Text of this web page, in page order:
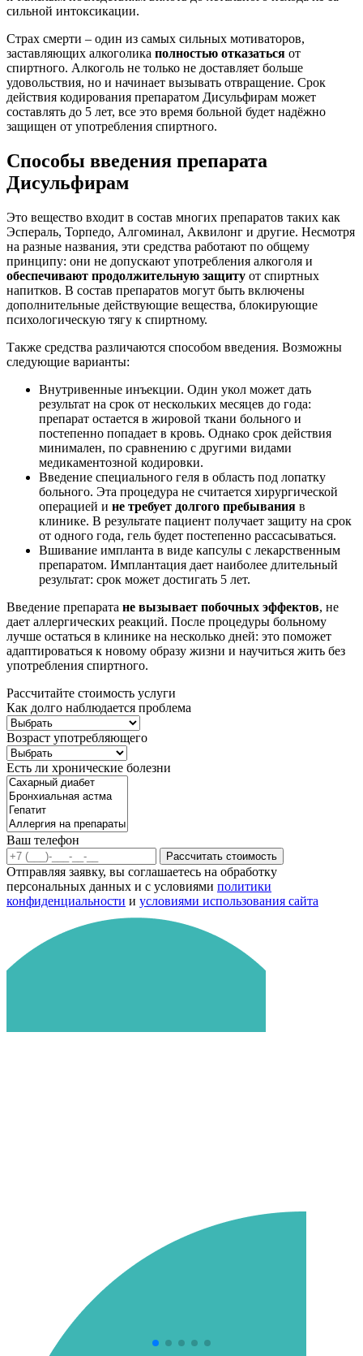
сильной интоксикации.
Страх смерти – один из самых сильных мотиваторов,
заставляющих алкоголика полностью отказаться от
спиртного. Алкоголь не только не доставляет больше
удовольствия, но и начинает вызывать отвращение. Срок
действия кодирования препаратом Дисульфирам может
составлять до 5 лет, все это время больной будет надёжно
защищен от употребления спиртного.
Способы введения препарата
Дисульфирам
Это вещество входит в состав многих препаратов таких как
Эспераль, Торпедо, Алгоминал, Аквилонг и другие. Несмотря
на разные названия, эти средства работают по общему
принципу: они не допускают употребления алкоголя и
обеспечивают продолжительную защиту от спиртных
напитков. В состав препаратов могут быть включены
дополнительные действующие вещества, блокирующие
психологическую тягу к спиртному.
Также средства различаются способом введения. Возможны
следующие варианты:
Внутривенные инъекции. Один укол может дать
результат на срок от нескольких месяцев до года:
препарат остается в жировой ткани больного и
постепенно попадает в кровь. Однако срок действия
минимален, по сравнению с другими видами
медикаментозной кодировки.
Введение специального геля в область под лопатку
больного. Эта процедура не считается хирургической
операцией и не требует долгого пребывания в
клинике. В результате пациент получает защиту на срок
от одного года, гель будет постепенно рассасываться.
Вшивание импланта в виде капсулы с лекарственным
препаратом. Имплантация дает наиболее длительный
результат: срок может достигать 5 лет.
Введение препарата не вызывает побочных эффектов, не
дает аллергических реакций. После процедуры больному
лучше остаться в клинике на несколько дней: это поможет
адаптироваться к новому образу жизни и научиться жить без
употребления спиртного.
Рассчитайте стоимость услуги
Как долго наблюдается проблема
Возраст употребляющего
Есть ли хронические болезни
Ваш телефон
Рассчитать стоимость
Отправляя заявку, вы соглашаетесь на обработку
персональных данных и с условиями политики
конфиденциальности и условиями использования сайта